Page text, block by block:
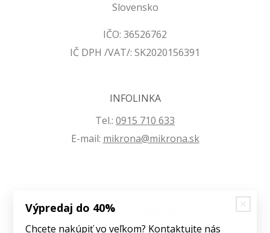
Slovensko
IČO: 36526762
IČ DPH /VAT/: SK2020156391
INFOLINKA
Tel.: 0915 710 633
E-mail: mikrona@mikrona.sk
VŠETKO O NÁKUPE
Výpredaj do 40%
Chcete nakúpiť vo veľkom? Kontaktujte nás